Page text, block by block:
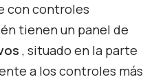
con controles
tienen un panel de
, situado en la parte
a los controles más